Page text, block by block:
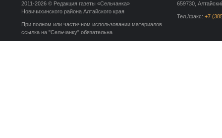
659730,
Тел./факс: +7
2011-2026 © Редакция газеты «Сельчанка»
Новичихинского района Алтайского края
При полном или частичном использовании материалов
ссылка на "Сельчанку" обязательна